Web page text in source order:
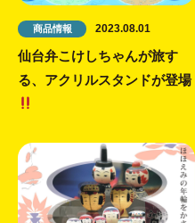
商品情報 2023.08.01
仙台弁こけしちゃんが旅す
る、アクリルスタンドが登場